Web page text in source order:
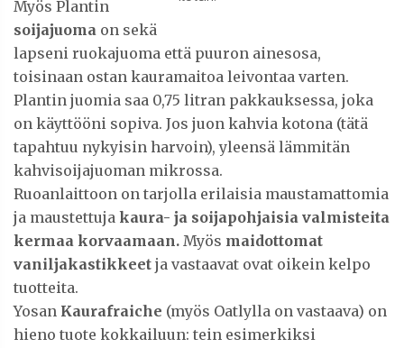
Myös Plantin
soijajuoma on sekä
lapseni ruokajuoma että puuron ainesosa,
toisinaan ostan kauramaitoa leivontaa varten.
Plantin juomia saa 0,75 litran pakkauksessa, joka
on käyttööni sopiva. Jos juon kahvia kotona (tätä
tapahtuu nykyisin harvoin), yleensä lämmitän
kahvisoijajuoman mikrossa.
Ruoanlaittoon on tarjolla erilaisia maustamattomia
ja maustettuja kaura- ja soijapohjaisia valmisteita
kermaa korvaamaan. Myös maidottomat
vaniljakastikkeet ja vastaavat ovat oikein kelpo
tuotteita.
Yosan Kaurafraiche (myös Oatlylla on vastaava) on
hieno tuote kokkailuun: tein esimerkiksi